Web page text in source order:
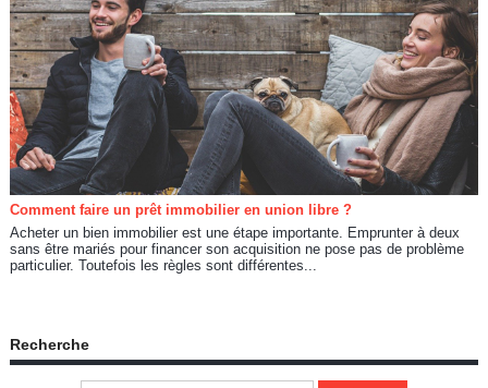
Comment faire un prêt immobilier en union libre ?
Acheter un bien immobilier est une étape importante. Emprunter à deux
sans être mariés pour financer son acquisition ne pose pas de problème
particulier. Toutefois les règles sont différentes...
Recherche